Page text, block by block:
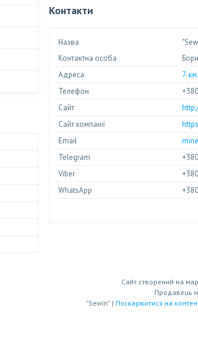
Контакти
7-
Сайт створений на
Продавець
"Sewin" | Поскаржитися на